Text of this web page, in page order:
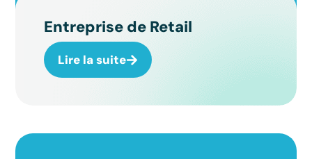
Entreprise de Retail
Lire la suite